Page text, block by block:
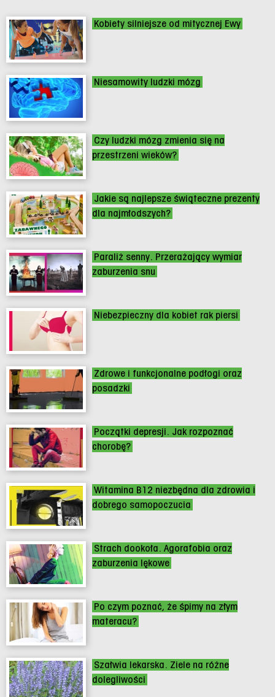
Kobiety silniejsze od mitycznej Ewy
Niesamowity ludzki mózg
Czy ludzki mózg zmienia się na
przestrzeni wieków?
Jakie są najlepsze świąteczne prezenty
dla najmłodszych?
Paraliż senny. Przerażający wymiar
zaburzenia snu
Niebezpieczny dla kobiet rak piersi
Zdrowe i funkcjonalne podłogi oraz
posadzki
Początki depresji. Jak rozpoznać
chorobę?
Witamina B12 niezbędna dla zdrowia i
dobrego samopoczucia
Strach dookoła. Agorafobia oraz
zaburzenia lękowe
Po czym poznać, że śpimy na złym
materacu?
Szałwia lekarska. Ziele na różne
dolegliwości